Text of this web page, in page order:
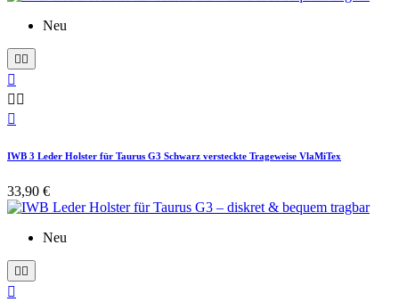
Neu


 

IWB 3 Leder Holster für Taurus G3 Schwarz versteckte Trageweise VlaMiTex
33,90 €
Neu

